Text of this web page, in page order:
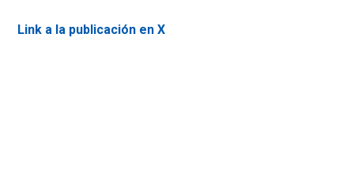
Link a la publicación en X